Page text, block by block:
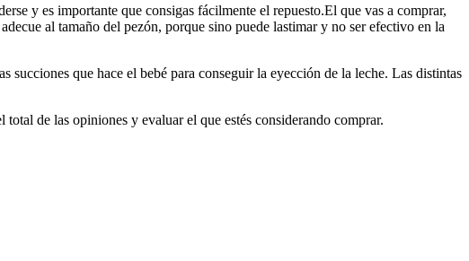
y es importante que consigas fácilmente el repuesto.El que vas a comprar,
al tamaño del pezón, porque sino puede lastimar y no ser efectivo en la
succiones que hace el bebé para conseguir la eyección de la leche. Las distintas
de las opiniones y evaluar el que estés considerando comprar.